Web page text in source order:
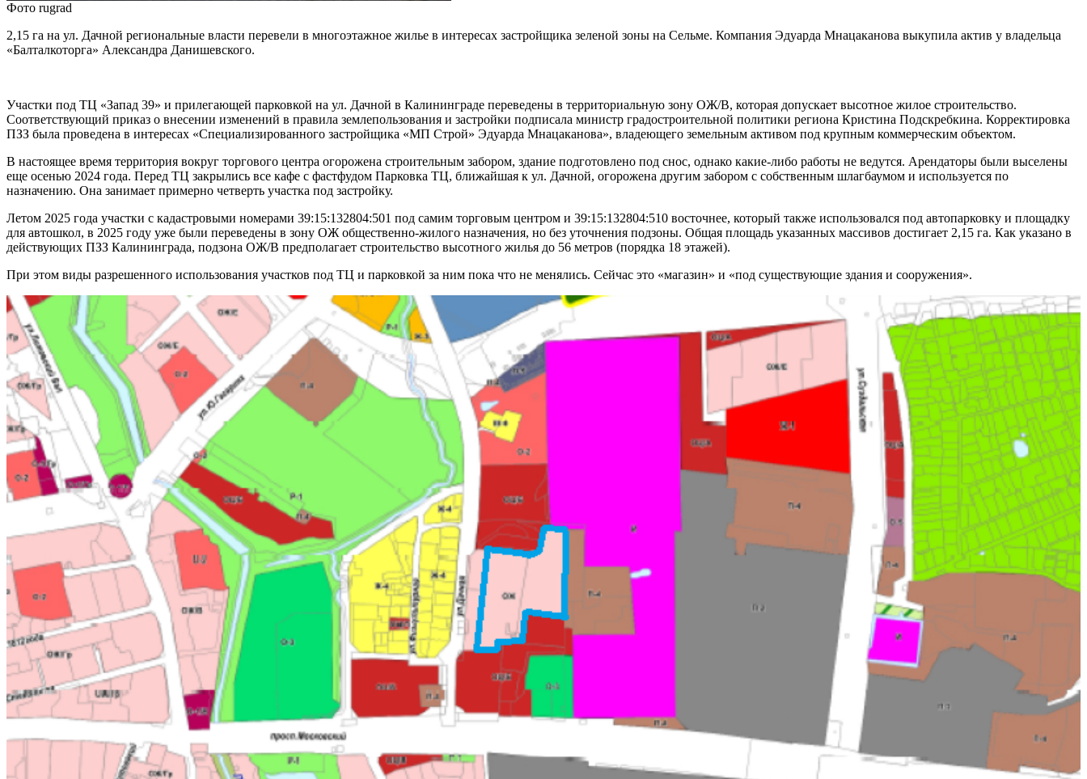
Фото rugrad
2,15 га на ул. Дачной региональные власти перевели в многоэтажное жилье в интересах застройщика зеленой зоны на Сельме. Компания Эдуарда Мнацаканова выкупила актив у владельца
«Балталкоторга» Александра Данишевского.
Участки под ТЦ «Запад 39» и прилегающей парковкой на ул. Дачной в Калининграде переведены в территориальную зону ОЖ/В, которая допускает высотное жилое строительство.
Соответствующий приказ о внесении изменений в правила землепользования и застройки подписала министр градостроительной политики региона Кристина Подскребкина. Корректировка
ПЗЗ была проведена в интересах «Специализированного застройщика «МП Строй» Эдуарда Мнацаканова», владеющего земельным активом под крупным коммерческим объектом.
В настоящее время территория вокруг торгового центра огорожена строительным забором, здание подготовлено под снос, однако какие-либо работы не ведутся. Арендаторы были выселены
еще осенью 2024 года. Перед ТЦ закрылись все кафе с фастфудом Парковка ТЦ, ближайшая к ул. Дачной, огорожена другим забором с собственным шлагбаумом и используется по
назначению. Она занимает примерно четверть участка под застройку.
Летом 2025 года участки с кадастровыми номерами 39:15:132804:501 под самим торговым центром и 39:15:132804:510 восточнее, который также использовался под автопарковку и площадку
для автошкол, в 2025 году уже были переведены в зону ОЖ общественно-жилого назначения, но без уточнения подзоны. Общая площадь указанных массивов достигает 2,15 га. Как указано в
действующих ПЗЗ Калининграда, подзона ОЖ/В предполагает строительство высотного жилья до 56 метров (порядка 18 этажей).
При этом виды разрешенного использования участков под ТЦ и парковкой за ним пока что не менялись. Сейчас это «магазин» и «под существующие здания и сооружения».